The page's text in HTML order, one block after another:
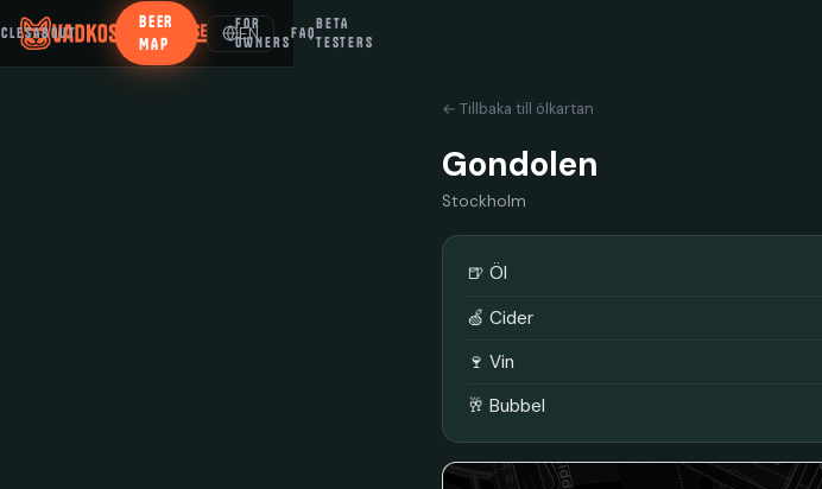
ABOUT
BEER
MAP
FOR
OWNERS
FAQ
BETA
TESTERS
EN
← Tillbaka till ölkartan
Gondolen
Stockholm
🍺 Öl
🍏 Cider
🍷 Vin
🥂 Bubbel